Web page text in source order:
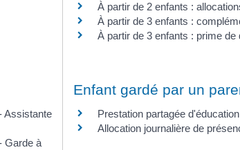
À partir de 2 enfants :
À partir de 3 enfants :
À partir de 3 enfants : prime de
Assistante
Garde à
Enfant gardé par un
Prestation partagée
Allocation journalière de